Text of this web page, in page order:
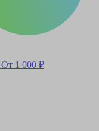
От 1 000 ₽